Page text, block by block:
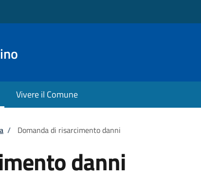
Vivere il Comune
/ Domanda di risarcimento danni
danni